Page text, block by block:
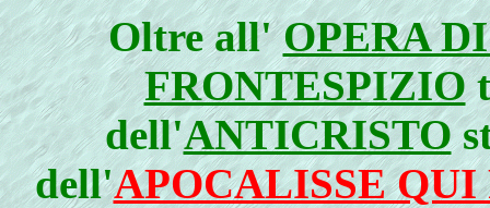
Oltreall'OPERA
FRONTESPIZIO
dell'ANTICRISTO
dell'APOCALISSE